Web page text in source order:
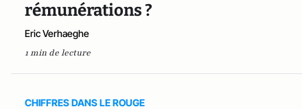
rémunérations ?
Eric Verhaeghe
1 min de lecture
CHIFFRES DANS LE ROUGE